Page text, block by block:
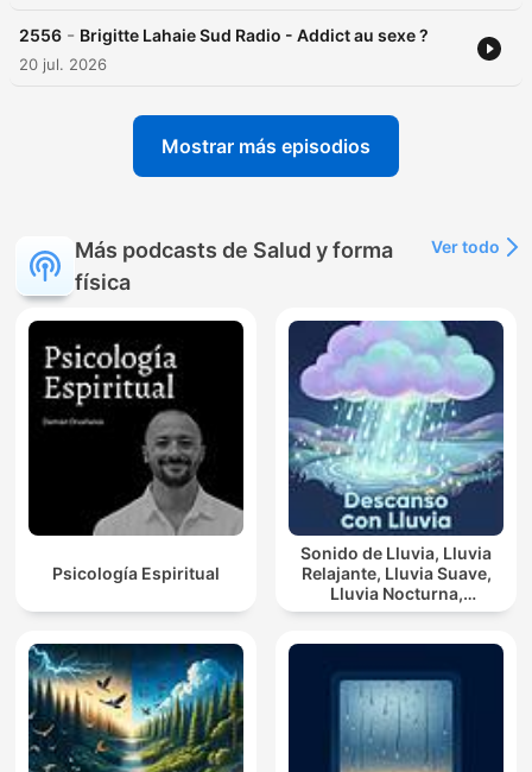
2556 - Brigitte Lahaie Sud Radio - Addict au sexe ?
20 jul. 2026
Mostrar más episodios
Más podcasts de Salud y forma
física
Ver todo
Psicología Espiritual
Sonido de Lluvia, Lluvia
Relajante, Lluvia Suave,
Lluvia Nocturna,
Descanso Con Lluvia